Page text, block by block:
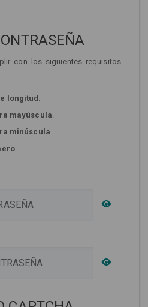
con los siguientes requisitos
longitud.
mayúscula.
minúscula.
.